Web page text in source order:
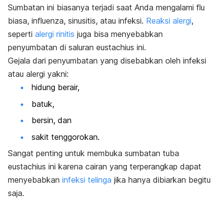
Sumbatan ini biasanya terjadi saat Anda mengalami flu
biasa, influenza, sinusitis, atau infeksi. Reaksi alergi,
seperti alergi rinitis juga bisa menyebabkan
penyumbatan di saluran eustachius ini.
Gejala dari penyumbatan yang disebabkan oleh infeksi
atau alergi yakni:
hidung berair,
batuk,
bersin, dan
sakit tenggorokan.
Sangat penting untuk membuka sumbatan tuba
eustachius ini karena cairan yang terperangkap dapat
menyebabkan infeksi telinga jika hanya dibiarkan begitu
saja.